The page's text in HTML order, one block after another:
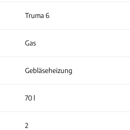
Truma 6
Gas
Gebläseheizung
70 l
2